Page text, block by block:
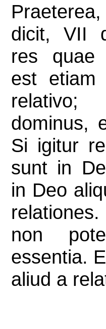
dicit, VII
res quae
est etiam
dominus,
Si igitur
sunt in
in Deo
non
essentia.
aliud a